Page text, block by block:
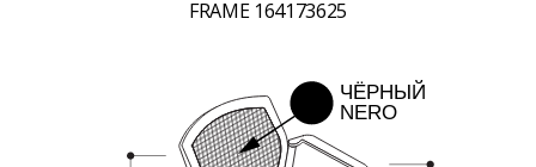
FRAME 164173625